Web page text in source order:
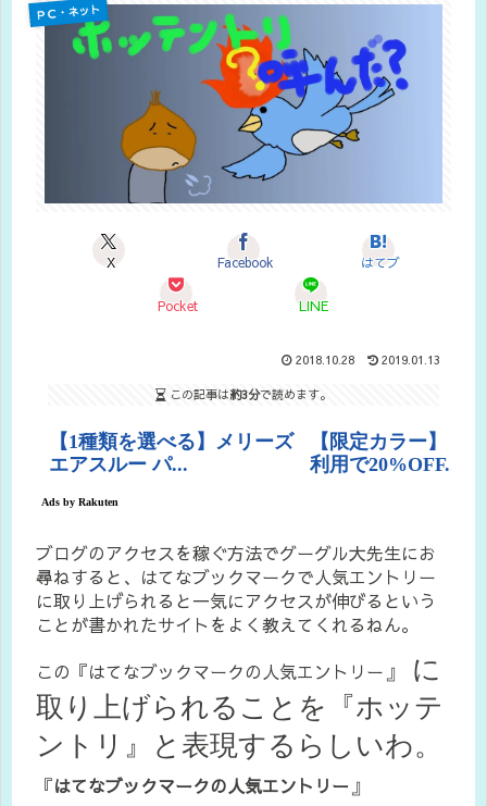
ＰＣ・ネット
X Facebook はてブ
Pocket LINE
2018.10.28 2019.01.13
この記事は約3分で読めます。
ブログのアクセスを稼ぐ方法でグーグル大先生にお
尋ねすると、はてなブックマークで人気エントリー
に取り上げられると一気にアクセスが伸びるという
ことが書かれたサイトをよく教えてくれるねん。
この『はてなブックマークの人気エントリー 』に
取り上げられることを『ホッテ
ントリ』と表現するらしいわ。
『はてなブックマークの人気エントリー 』